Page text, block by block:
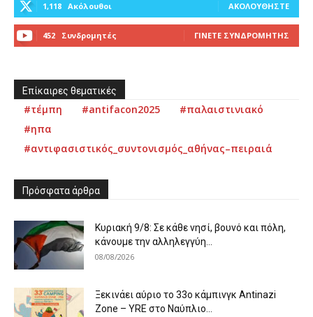
1,118 Ακόλουθοι ΑΚΟΛΟΥΘΉΣΤΕ
452 Συνδρομητές ΓΊΝΕΤΕ ΣΥΝΔΡΟΜΗΤΉΣ
Επίκαιρες θεματικές
#τέμπη #antifacon2025
#παλαιστινιακό
#ηπα
#αντιφασιστικός_συντονισμός_αθήνας–πειραιά
Πρόσφατα άρθρα
Κυριακή 9/8: Σε κάθε νησί, βουνό και πόλη,
κάνουμε την αλληλεγγύη...
08/08/2026
Ξεκινάει αύριο το 33ο κάμπινγκ Antinazi
Zone – YRE στο Ναύπλιο...